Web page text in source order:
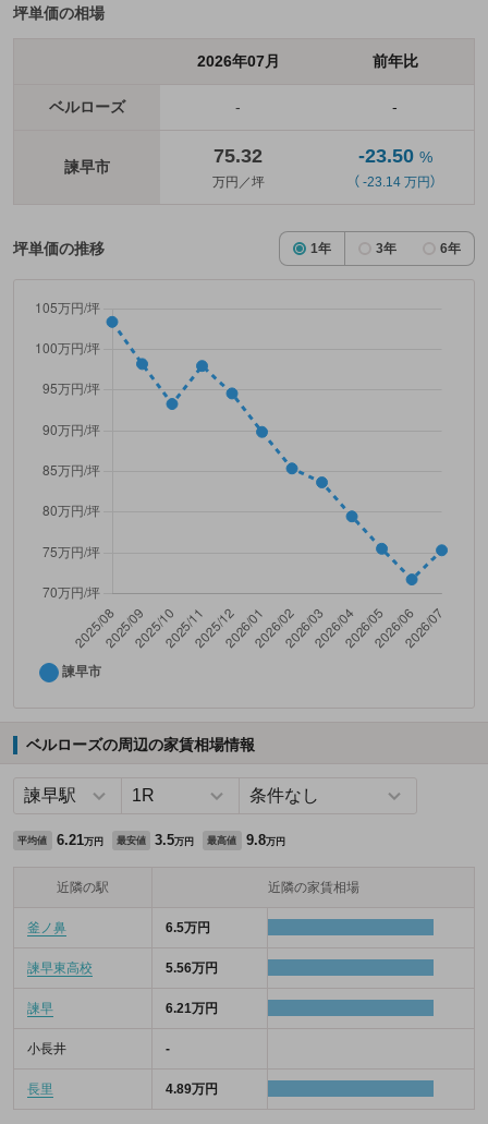
坪単価の相場
2026年07月 前年比
ベルローズ - -
諫早市 75.32
万円／坪
-23.50 %
（ -23.14 万円）
坪単価の推移 1年 3年 6年
ベルローズの周辺の家賃相場情報
平均値 6.21万円 最安値 3.5万円 最高値 9.8万円
近隣の駅 近隣の家賃相場
釜ノ鼻 6.5万円
諫早東高校 5.56万円
諫早 6.21万円
小長井 -
長里 4.89万円